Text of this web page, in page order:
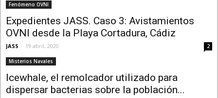
Fenómeno OVNI
Expedientes JASS. Caso 3: Avistamientos
OVNI desde la Playa Cortadura, Cádiz
JASS - 19 abril, 2020 2
Misterios Navales
Icewhale, el remolcador utilizado para
dispersar bacterias sobre la población...